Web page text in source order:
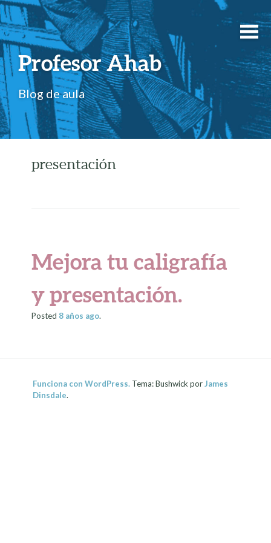
Profesor Ahab
Blog de aula
presentación
Mejora tu caligrafía
y presentación.
Posted 8 años ago.
Funciona con WordPress. Tema: Bushwick por James
Dinsdale.